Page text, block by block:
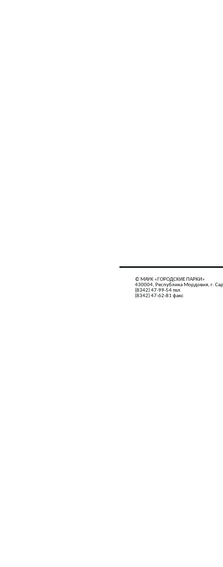
© МАУК «ГОРОДСКИЕ ПАРКИ»
430004, Республика Мордовия, г.
(8342) 47-99-54 тел.
(8342) 47-62-81 факс